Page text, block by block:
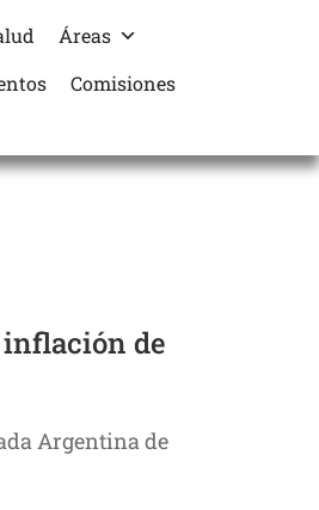
Áreas
Comisiones
inflación de
Argentina de